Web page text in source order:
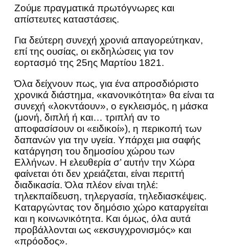
Ζούμε πραγματικά πρωτόγνωρες και
απίστευτες καταστάσεις.
Για δεύτερη συνεχή χρονιά απαγορεύτηκαν,
επί της ουσίας, οι εκδηλώσεις για τον
εορτασμό της 25ης Μαρτίου 1821.
Όλα δείχνουν πως, για ένα απροσδιόριστο
χρονικά διάστημα, «κανονικότητα» θα είναι τα
συνεχή «λοκντάουν», ο εγκλεισμός, η μάσκα
(μονή, διπλή ή και… τριπλή αν το
αποφασίσουν οι «ειδικοί»), η περικοπή των
δαπανών για την υγεία. Υπάρχει μια σαφής
κατάργηση του δημοσίου χώρου των
Ελλήνων. Η ελευθερία σ’ αυτήν την Χώρα
φαίνεται ότι δεν χρειάζεται, είναι περιττή
διαδικασία. Όλα πλέον είναι τηλέ:
τηλεκπαίδευση, τηλεργασία, τηλεδιασκέψεις.
Καταργώντας τον δημόσιο χώρο καταργείται
και η κοινωνικότητα. Και όμως, όλα αυτά
προβάλλονται ως «εκσυγχρονισμός» και
«πρόοδος».